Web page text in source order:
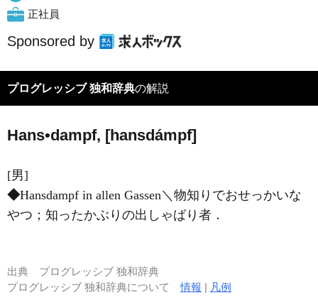
正社員
Sponsored by
プログレッシブ 独和辞典の解説
Hans•dampf, [hansdámpf]
[男]
◆Hansdampf in allen Gassen＼物知りでおせっかいな
やつ；知ったかぶりの出しゃばり者．
出典 プログレッシブ 独和辞典
プログレッシブ 独和辞典について情報 | 凡例